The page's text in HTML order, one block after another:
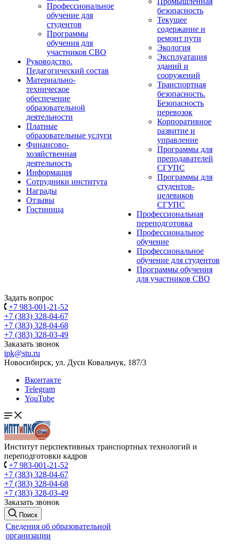
Профессиональное
обучение для
студентов
Программы
обучения для
участников СВО
Руководство.
Педагогический состав
Материально-
техническое
обеспечение
образовательной
деятельности
Платные
образовательные услуги
Финансово-
хозяйственная
деятельность
Информация
Сотрудники института
Награды
Отзывы
Гостиница
безопасность
Текущее
содержание и
ремонт пути
Экология
Эксплуатация
зданий и
сооружений
Транспортная
безопасность.
Безопасность
перевозок
Корпоративное
развитие и
управление
Программы для
преподавателей
СГУПС
Программы для
студентов-
целевиков
СГУПС
Профессиональная
переподготовка
Профессиональное
обучение
Профессиональное
обучение для студентов
Программы обучения
для участников СВО
Задать вопрос
+7 983-001-21-52
+7 (383) 328-04-67
+7 (383) 328-04-68
+7 (383) 328-03-49
Заказать звонок
ipk@stu.ru
Новосибирск, ул. Дуси Ковальчук, 187/3
Вконтакте
Telegram
YouTube
Институт перспективных транспортных технологий и
переподготовки кадров
+7 983-001-21-52
+7 (383) 328-04-67
+7 (383) 328-04-68
+7 (383) 328-03-49
Заказать звонок
Поиск
Сведения об образовательной
организации